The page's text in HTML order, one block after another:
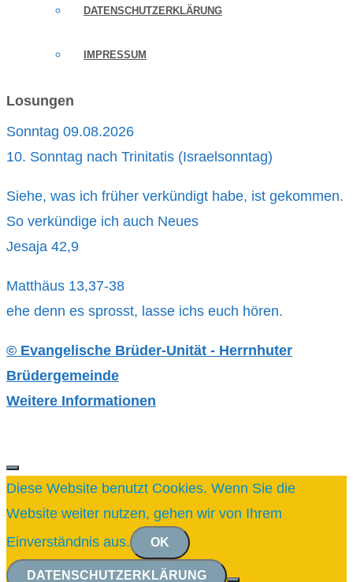
DATENSCHUTZERKLÄRUNG
IMPRESSUM
Losungen
Sonntag 09.08.2026
10. Sonntag nach Trinitatis (Israelsonntag)
Siehe, was ich früher verkündigt habe, ist gekommen.
So verkündige ich auch Neues
Jesaja 42,9
Matthäus 13,37-38
ehe denn es sprosst, lasse ichs euch hören.
© Evangelische Brüder-Unität - Herrnhuter
Brüdergemeinde
Weitere Informationen
SCHLIESSEN
Diese Website benutzt Cookies. Wenn Sie die
Website weiter nutzen, gehen wir von Ihrem
Einverständnis aus.
OK
DATENSCHUTZERKLÄRUNG